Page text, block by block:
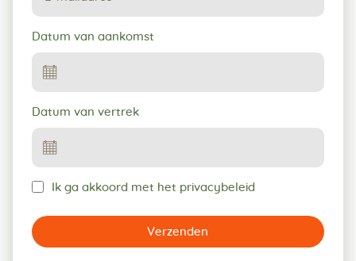
Datum van aankomst
Datum van vertrek
Ik ga akkoord met het privacybeleid
Verzenden